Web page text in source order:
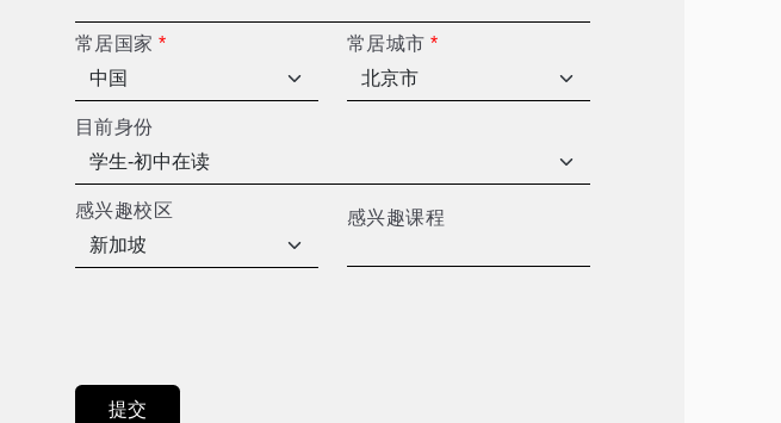
常居国家* 常居城市*
目前身份
感兴趣校区 感兴趣课程